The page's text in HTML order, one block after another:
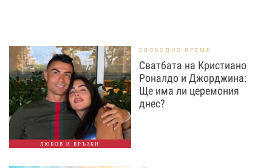
ЛЮБОВ И ВРЪЗКИ
СВОБОДНО ВРЕМЕ
Сватбата на Кристиано
Роналдо и Джорджина:
Ще има ли церемония
днес?